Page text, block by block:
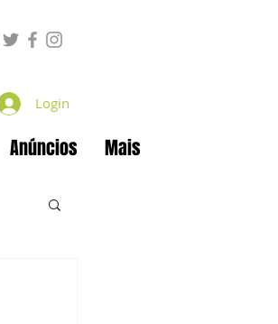
Login
Anúncios Mais